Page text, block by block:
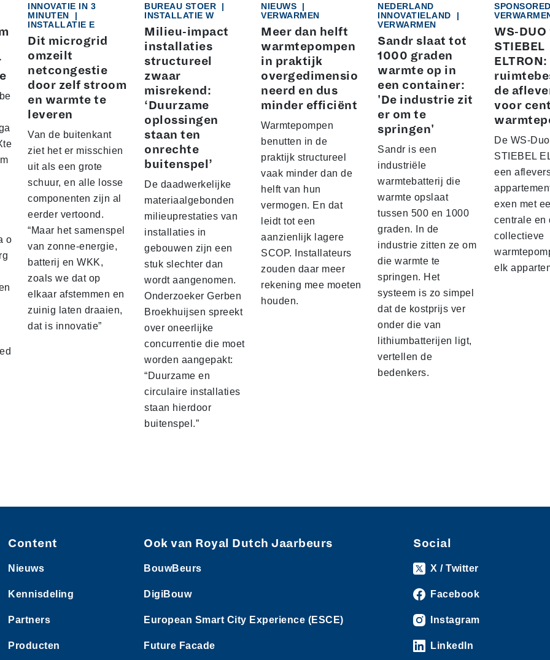
o
INNOVATIE IN 3
MINUTEN
|
INSTALLATIE E
Dit microgrid
omzeilt
netcongestie
door zelf stroom
en warmte te
leveren
Van de buitenkant
ziet het er misschien
uit als een grote
schuur, en alle losse
componenten zijn al
eerder vertoond.
“Maar het samenspel
van zonne-energie,
batterij en WKK,
zoals we dat op
elkaar afstemmen en
zuinig laten draaien,
dat is innovatie”
BUREAU STOER
|
INSTALLATIE W
Milieu-impact
installaties
structureel
zwaar
misrekend:
‘Duurzame
oplossingen
staan ten
onrechte
buitenspel’
De daadwerkelijke
materiaalgebonden
milieuprestaties van
installaties in
gebouwen zijn een
stuk slechter dan
wordt aangenomen.
Onderzoeker Gerben
Broekhuijsen spreekt
over oneerlijke
concurrentie die moet
worden aangepakt:
“Duurzame en
circulaire installaties
staan hierdoor
buitenspel.”
NIEUWS
|
VERWARMEN
Meer dan helft
warmtepompen
in praktijk
overgedimensio
neerd en dus
minder efficiënt
Warmtepompen
benutten in de
praktijk structureel
vaak minder dan de
helft van hun
vermogen. En dat
leidt tot een
aanzienlijk lagere
SCOP. Installateurs
zouden daar meer
rekening mee moeten
houden.
NEDERLAND
INNOVATIELAND
|
VERWARMEN
Sandr slaat tot
1000 graden
warmte op in
een container:
'De industrie zit
er om te
springen'
Sandr is een
industriële
warmtebatterij die
warmte opslaat
tussen 500 en 1000
graden. In de
industrie zitten ze om
die warmte te
springen. Het
systeem is zo simpel
dat de kostprijs ver
onder die van
lithiumbatterijen ligt,
vertellen de
bedenkers.
WS-DUO
STIEBEL
ELTRON:
de
voor
De WS-
STIEBEL
een
exen met
centrale en
collectieve
elk
Content
Nieuws
Kennisdeling
Partners
Producten
Ook van Royal Dutch Jaarbeurs
BouwBeurs
DigiBouw
European Smart City Experience (ESCE)
Future Facade
Social
X / Twitter
Facebook
Instagram
LinkedIn